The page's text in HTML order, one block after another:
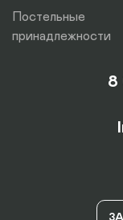
Постельные
принадлежности
8